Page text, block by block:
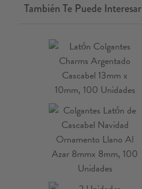
También Te Puede Interesar